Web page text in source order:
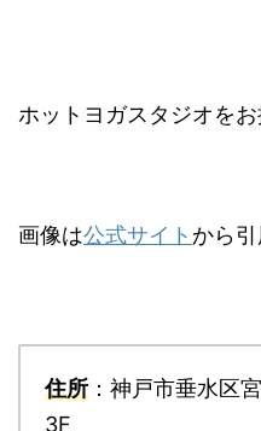
ホットヨガスタジオを
画像は公式サイトから引
住所 ：神戸市垂水区
3F